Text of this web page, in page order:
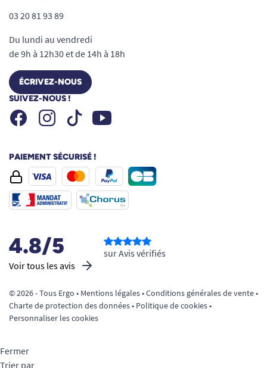
03 20 81 93 89
Du lundi au vendredi
de 9h à 12h30 et de 14h à 18h
ÉCRIVEZ-NOUS
SUIVEZ-NOUS !
FacebookInstagramTiktok Youtube
PAIEMENT SÉCURISÉ !
4.8/5
Voir tous les avis
sur Avis vérifiés
© 2026 - Tous Ergo • Mentions légales•Conditions générales de vente•
Charte de protection des données• Politique de cookies•
Personnaliser les cookies
Fermer
Trier par